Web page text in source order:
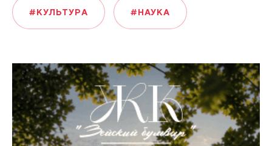
#КУЛЬТУРА #НАУКА